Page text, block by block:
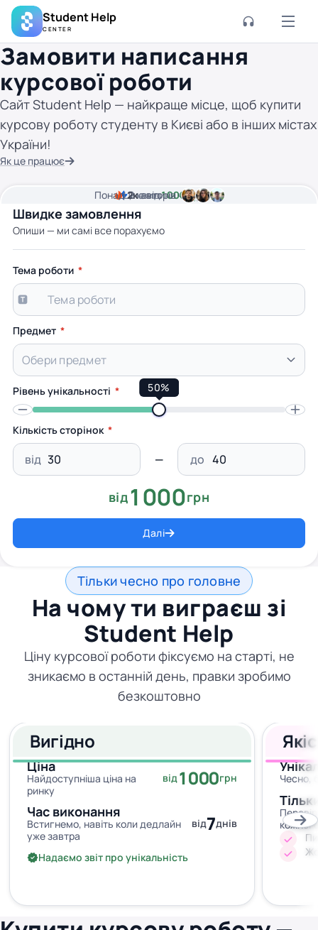
Student Help
CENTER
Замовити написання
курсової роботи
Сайт Student Help — найкраще місце, щоб купити
курсову роботу студенту в Києві або в інших містах
України!
Як це працює
Швидке замовлення
Опиши — ми самі все порахуємо
2хвилини часу
Ціна від1000 грн
Понад2кавторів
Тема роботи
Предмет
Рівень унікальності 50%
Кількість сторінок
від до
від 1000грн
Далі
Тільки чесно про головне
На чому ти виграєш зі
Student Help
Ціну курсової роботи фіксуємо на старті, не
зникаємо в останній день, правки зробимо
безкоштовно
Вигідно
Ціна
Найдоступніша ціна на
ринку
від1000грн
Час виконання
Встигнемо, навіть коли дедлайн
уже завтра
від7днів
Надаємо звіт про унікальність
Чесно,